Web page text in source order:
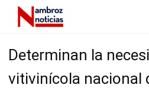
Determinan la
vitivinícola nacional